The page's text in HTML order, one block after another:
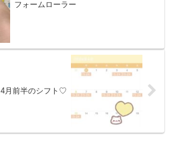
フォームローラー
4月前半のシフト♡